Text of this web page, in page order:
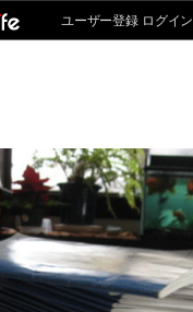
ユーザー登録 ログイン